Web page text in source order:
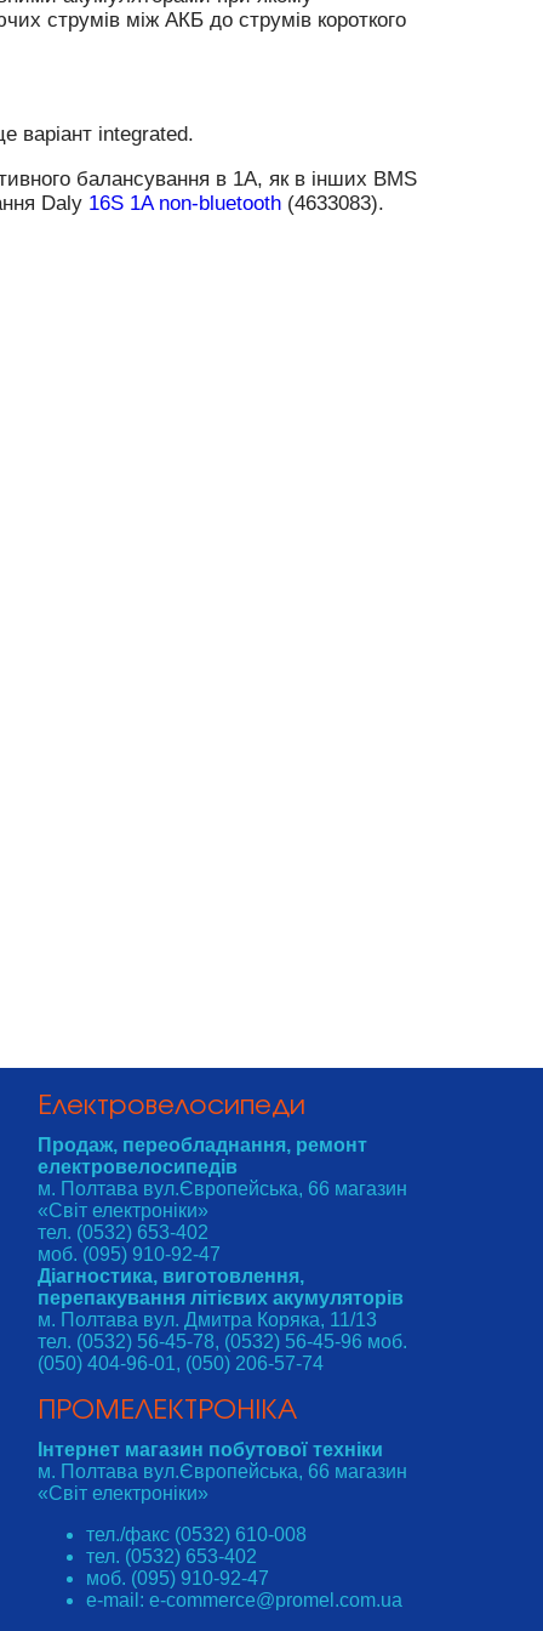
струмів між АКБ до струмів короткого
варіант integrated.
балансування в 1А, як в інших BМS
Daly 16S 1A non-bluetooth (4633083).
+
Електровелосипеди
Продаж, переобладнання, ремонт
електровелосипедів
м. Полтава вул.Європейська, 66 магазин
«Світ електроніки»
тел. (0532) 653-402
моб. (095) 910-92-47
Діагностика, виготовлення,
перепакування літієвих акумуляторів
м. Полтава вул. Дмитра Коряка, 11/13
тел. (0532) 56-45-78, (0532) 56-45-96 моб.
(050) 404-96-01, (050) 206-57-74
ПРОМЕЛЕКТРОНІКА
Інтернет магазин побутової техніки
м. Полтава вул.Європейська, 66 магазин
«Світ електроніки»
тел./факс (0532) 610-008
тел. (0532) 653-402
моб. (095) 910-92-47
e-mail: e-commerce@promel.com.ua